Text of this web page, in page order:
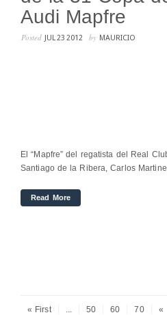
Audi Mapfre
Posted JUL 23 2012 by MAURICIO
El “Mapfre” del regatista del Real
Santiago de la Ribera, Carlos
Read More
« First ... 50 60 70 «